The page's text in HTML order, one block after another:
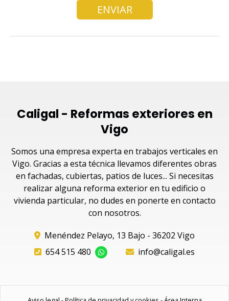
Caligal - Reformas exteriores en
Vigo
Somos una empresa experta en trabajos verticales en
Vigo. Gracias a esta técnica llevamos diferentes obras
en fachadas, cubiertas, patios de luces... Si necesitas
realizar alguna reforma exterior en tu edificio o
vivienda particular, no dudes en ponerte en contacto
con nosotros.
Menéndez Pelayo, 13 Bajo - 36202 Vigo
654 515 480
info@caligal.es